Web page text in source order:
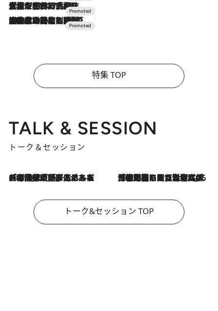
2026.7.17
「土佐和ハーブかき氷」がOMO7高知に登場！生姜、山椒、大葉など目にも舌にも涼を呼ぶ郷土の味
2026.7.10
NEW OPEN！【界 草津】名湯の地に誕生。趣の異なる2種の温泉と上州ならではの会席・蕎麦割烹など美食を味わう究極の癒やし旅
特集 TOP
TALK & SESSION
トーク＆セッション
2026.8.3
「今後値上げがあるとすれば…」「リスクがあるのは今年の冬」エネルギー専門家が語る、ホルムズ海峡封鎖が家庭にもたらす“ある心配” 2026.8.3
「住宅建てられない…」「サーチャージ料の高値が続いている」ホルムズ海峡封鎖による影響はいつまで続く？《エネルギー専門家に聞く“どうなる日本の暮らし”》
トーク&セッション TOP